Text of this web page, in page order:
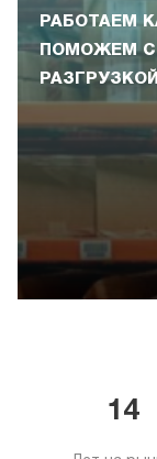
РАБОТАЕМ
ПОМОЖЕМ С
РАЗГРУЗКОЙ
14